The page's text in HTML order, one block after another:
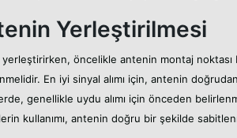
Yerleştirilmesi
öncelikle antenin montaj
En iyi sinyal alımı için, antenin
genellikle uydu alımı için önceden
kullanımı, antenin doğru bir şekilde